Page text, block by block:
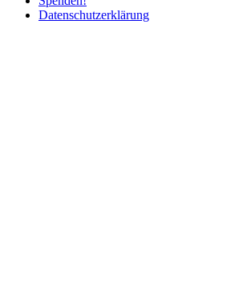
Daten­schutz­er­klärung